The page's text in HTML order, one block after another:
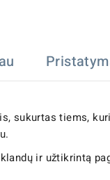
sukurtas tiems,
ir užtikrintą